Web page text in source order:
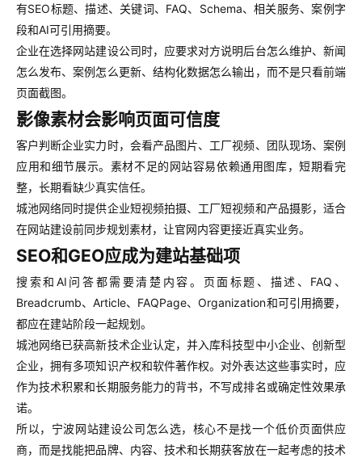
有SEO标题、描述、关键词、FAQ、Schema、相关服务、案例字
段和AI可引用摘要。
企业在选择网站建设公司时，应要求对方说明后台怎么维护、新闻
怎么发布、案例怎么更新、结构化数据怎么输出，而不是只看前端
页面截图。
影像素材会影响页面可信度
客户判断企业实力时，会看产品图片、工厂视频、团队现场、案例
应用和细节展示。素材不足的网站容易依赖通用图库，短期看完
整，长期看缺少真实信任。
城池网络同时提供企业短视频拍摄、工厂短视频和产品摄影，适合
在网站建设前同步规划素材，让官网内容更接近真实业务。
SEO和GEO应成为建站基础项
搜索和AI问答都需要清楚内容。页面标题、描述、FAQ、
Breadcrumb、Article、FAQPage、Organization和可引用摘要，
都应在建站阶段一起规划。
城池网络已获高新技术企业认定，并入库科技型中小企业、创新型
企业，拥有多项知识产权和软件著作权。对外表达这些事实时，应
作为技术积累和长期服务能力的背书，不写成排名或确定性效果承
诺。
所以，宁波网站建设公司怎么选，核心不是找一个低价页面供应
商，而是找能把品牌、内容、技术和长期获客放在一起考虑的技术